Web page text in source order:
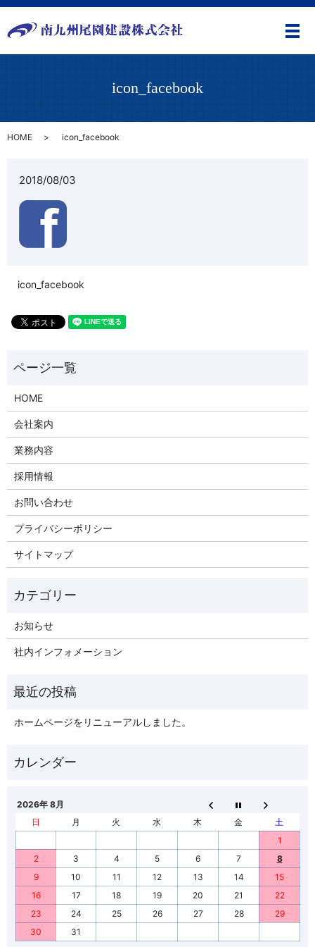
メ
icon_facebook
HOME icon_facebook
2018/08/03
icon_facebook
HOME
会社案内
業務内容
採用情報
お問い合わせ
プライバシーポリシー
サイトマップ
お知らせ
社内インフォメーション
ホームページをリニューアルしました。
2026年 8月
日
月 火 水 木 金
土
1
2
3 4 5 6 7
8
9
10 11 12 13 14
15
16
17 18 19 20 21
22
23
24 25 26 27 28
29
30
31